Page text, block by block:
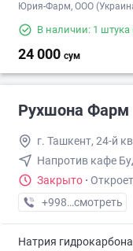
Юрия-Фарм, ООО
В наличии: 1 штука
24 000 сум
Рухшона Фарм
г. Ташкент, 24-й
Напротив кафе
Закрыто ·
+998 (98) XXX-XX-
смотреть
Натрия